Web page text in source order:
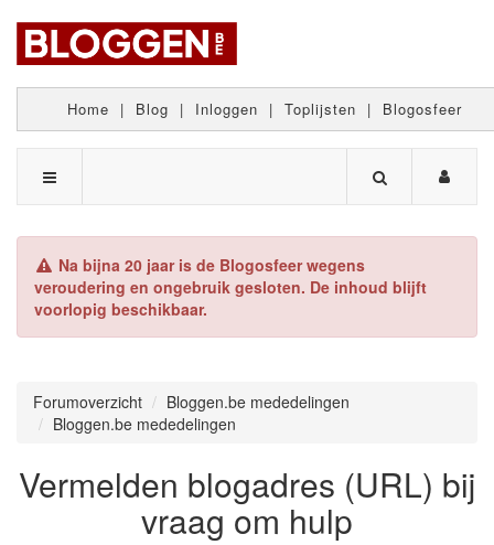
Home | Blog | Inloggen | Toplijsten | Blogosfeer
Na bijna 20 jaar is de Blogosfeer wegens
veroudering en ongebruik gesloten. De inhoud blijft
voorlopig beschikbaar.
Forumoverzicht
Bloggen.be mededelingen
Bloggen.be mededelingen
Vermelden blogadres (URL) bij
vraag om hulp